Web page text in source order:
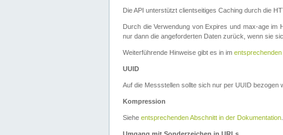
Die API unterstützt clientseitiges Caching durch die
Durch die Verwendung von Expires und max-age
nur dann die angeforderten Daten zurück, wenn sie
Weiterführende Hinweise gibt es in im
UUID
Auf die Messstellen sollte sich nur per UUID
Kompression
Siehe entsprechenden Abschnitt in der Dokumentation.